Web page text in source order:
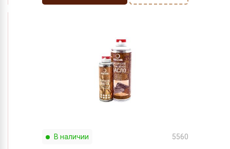
В наличии 5560